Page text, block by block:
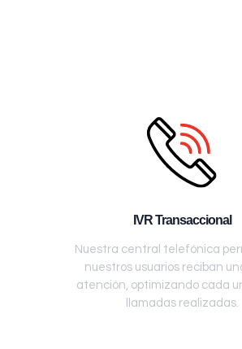
IVR Transaccional
Nuestra central telefónica
nuestros usuarios reciban
atención, optimizando cada
llamadas realizadas.